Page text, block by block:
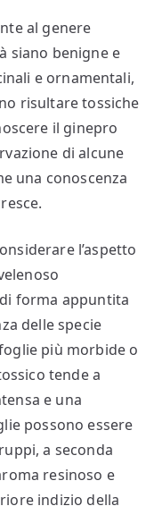
al genere
siano benigne e
e ornamentali,
risultare tossiche
il ginepro
di alcune
una conoscenza
l’aspetto
forma appuntita
delle specie
più morbide o
tende a
e una
possono essere
a seconda
resinoso e
indizio della